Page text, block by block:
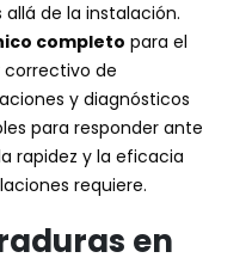
de la instalación.
completo para el
de
y diagnósticos
para responder ante
rapidez y la eficacia
requiere.
en